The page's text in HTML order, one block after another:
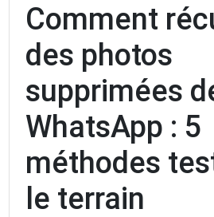
Comment
des photos
supprimées
WhatsApp : 5
méthodes
le terrain